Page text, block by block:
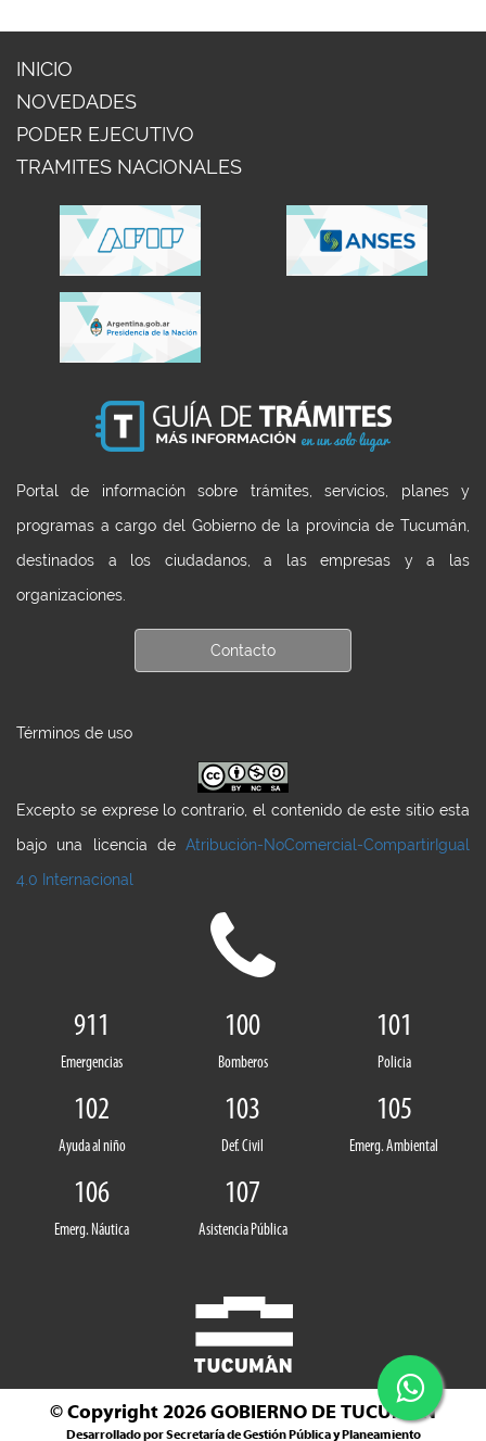
INICIO
NOVEDADES
PODER EJECUTIVO
TRAMITES NACIONALES
Portal de información sobre trámites, servicios, planes y
programas a cargo del Gobierno de la provincia de Tucumán,
destinados a los ciudadanos, a las empresas y a las
organizaciones.
Contacto
Términos de uso
Excepto se exprese lo contrario, el contenido de este sitio esta
bajo una licencia de Atribución-NoComercial-CompartirIgual
4.0 Internacional
911
Emergencias
100
Bomberos
101
Policia
102
Ayuda al niño
103
Def. Civil
105
Emerg. Ambiental
106
Emerg. Náutica
107
Asistencia Pública
© Copyright 2026 GOBIERNO DE TUCUMÁN
Desarrollado por Secretaría de Gestión Pública y Planeamiento